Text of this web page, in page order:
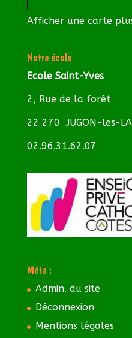
Afficher une carte
Notre école
Ecole Saint-Yves
2, Rue de la forêt
22 270 JUGON-les-
02.96.31.62.07
Méta :
Admin. du site
Déconnexion
Mentions légales